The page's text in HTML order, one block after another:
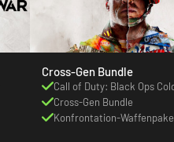
Cross-Gen Bundle
Call of Duty: Black Ops
Cross-Gen Bundle
Konfrontation-